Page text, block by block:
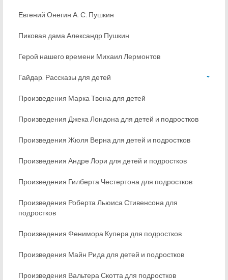
Евгений Онегин А. С. Пушкин
Пиковая дама Александр Пушкин
Герой нашего времени Михаил Лермонтов
Гайдар. Рассказы для детей
Произведения Марка Твена для детей
Произведения Джека Лондона для детей и подростков
Произведения Жюля Верна для детей и подростков
Произведения Андре Лори для детей и подростков
Произведения Гилберта Честертона для подростков
Произведения Роберта Льюиса Стивенсона для
подростков
Произведения Фенимора Купера для подростков
Произведения Майн Рида для детей и подростков
Произведения Вальтера Скотта для подростков